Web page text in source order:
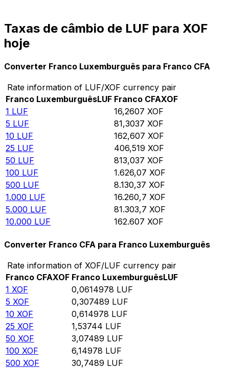
Taxas de câmbio de LUF para XOF
hoje
Converter Franco Luxemburguês para Franco CFA
Rate information of LUF/XOF currency pair
Franco LuxemburguêsLUF Franco CFAXOF
1 LUF 16,2607 XOF
5 LUF 81,3037 XOF
10 LUF 162,607 XOF
25 LUF 406,519 XOF
50 LUF 813,037 XOF
100 LUF 1.626,07 XOF
500 LUF 8.130,37 XOF
1.000 LUF 16.260,7 XOF
5.000 LUF 81.303,7 XOF
10.000 LUF 162.607 XOF
Converter Franco CFA para Franco Luxemburguês
Rate information of XOF/LUF currency pair
Franco CFAXOF Franco LuxemburguêsLUF
1 XOF 0,0614978 LUF
5 XOF 0,307489 LUF
10 XOF 0,614978 LUF
25 XOF 1,53744 LUF
50 XOF 3,07489 LUF
100 XOF 6,14978 LUF
500 XOF 30,7489 LUF